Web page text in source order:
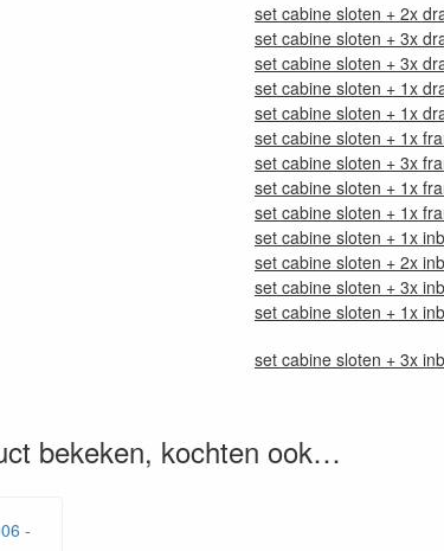
set cabine sloten + 2x
set cabine sloten + 3x
set cabine sloten + 3x
set cabine sloten + 1x
set cabine sloten + 1x
set cabine sloten + 1x
set cabine sloten + 3x
set cabine sloten + 1x
set cabine sloten + 1x
set cabine sloten + 1x
set cabine sloten + 2x
set cabine sloten + 3x
set cabine sloten + 1x
set cabine sloten + 3x
bekeken, kochten ook…